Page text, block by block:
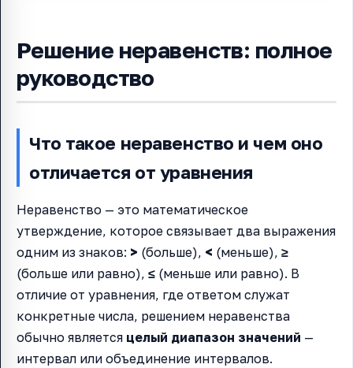
Решение неравенств: полное
руководство
Что такое неравенство и чем оно
отличается от уравнения
Неравенство — это математическое
утверждение, которое связывает два выражения
одним из знаков: > (больше), < (меньше), ≥
(больше или равно), ≤ (меньше или равно). В
отличие от уравнения, где ответом служат
конкретные числа, решением неравенства
обычно является целый диапазон значений —
интервал или объединение интервалов.